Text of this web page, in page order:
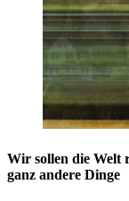
Wir sollen die Welt
ganz andere Dinge